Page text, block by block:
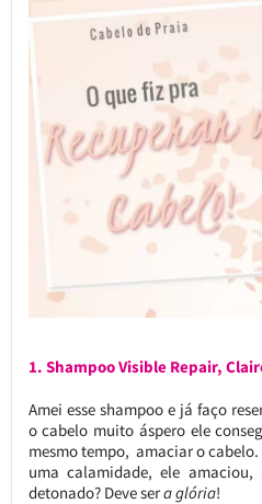
1. Shampoo Visible Repair,
Amei esse shampoo e já faço
o cabelo muito áspero ele
mesmo tempo, amaciar o cabelo.
uma calamidade, ele
detonado? Deve sera glória!